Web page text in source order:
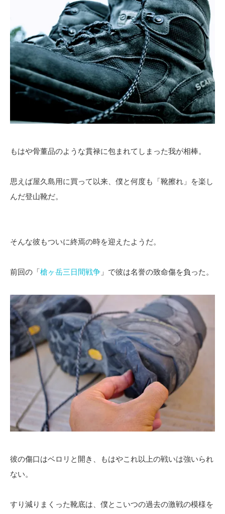
もはや骨董品のような貫禄に包まれてしまった我が相棒。
思えば屋久島用に買って以来、僕と何度も「靴擦れ」を楽し
んだ登山靴だ。
そんな彼もついに終焉の時を迎えたようだ。
前回の「槍ヶ岳三日間戦争 」で彼は名誉の致命傷を負った。
彼の傷口はベロリと開き、もはやこれ以上の戦いは強いられ
ない。
すり減りまくった靴底は、僕とこいつの過去の激戦の模様を